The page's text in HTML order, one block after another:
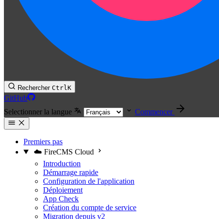
Rechercher CtrlK
GitHub
Selectionner la langue
Commencer
Premiers pas
☁️ FireCMS Cloud
Introduction
Démarrage rapide
Configuration de l'application
Déploiement
App Check
Création du compte de service
Migration depuis v2